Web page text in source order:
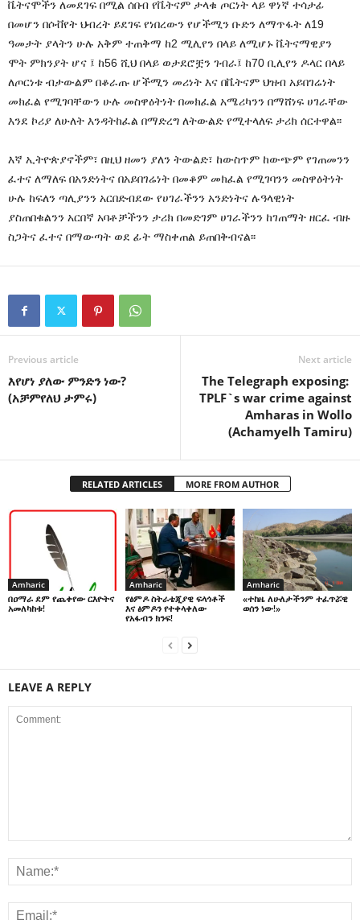
ቬትናሞችን ለመደገፍ በሚል ሰበብ የቬትናም ታላቁ ጦርነት ላይ ዋነኛ ተሳታፊ
በመሆን በሶቭየት ህብረት ይደገፍ የነበረውን የሆችሚን ቡድን ለማጥፋት ለ19
ዓመታት ያላትን ሁሉ አቅም ተጠቅማ ከ2 ሚሊየን በላይ ለሚሆኑ ቬትናማዊያን
ሞት ምክንያት ሆና ፤ ከ56 ሺህ በላይ ወታደሮቿን ገብራ፤ ከ70 ቢሊየን ዶላር በላይ
ለጦርነቱ ብታውልም በቆራጡ ሆችሚን መሪነት እና በቬትናም ህዝብ አይበገሬነት
መክፈል የሚገባቸውን ሁሉ መስዋዕትነት በመክፈል አሜሪካንን በማሸነፍ ሀገራቸው
እንደ ኮሪያ ለሁለት እንዳትከፈል በማድረግ ለትውልድ የሚተላለፍ ታሪክ ሰርተዋል፡፡
እኛ ኢትዮጵያኖችም፣ በዚህ ዘመን ያለን ትውልድ፣ ከውስጥም ከውጭም የገጠመንን
ፈተና ለማለፍ በአንድነትና በአይበገሬነት በመቆም መክፈል የሚገባንን መስዋዕትነት
ሁሉ ከፍለን ጣሊያንን አርበድብደው የሀገራችንን አንድነትና ሉዓላዊነት
ያስጠበቁልንን አርበኛ አባቶቻችንን ታሪክ በመድገም ሀገራችንን ከገጠማት ዘርፈ ብዙ
ስጋትና ፈተና በማውጣት ወደ ፊት ማስቀጠል ይጠበቅብናል፡፡
Previous article
እየሆነ ያለው ምንድን ነው?
(አቻምየለህ ታምሩ)
Next article
The Telegraph exposing:
TPLF`s war crime against
Amharas in Wollo
(Achamyelh Tamiru)
RELATED ARTICLES MORE FROM AUTHOR
Amharic
በዐማራ ደም የጨቀየው ርእዮትና
አመለካከቱ!
Amharic
የፅምዶ ስትራቴጂያዊ ፍላጎቶች
እና ፅምዶን የተቀላቀለው
የአፋብን ክንፍ!
Amharic
«ተከዜ ለሁለታችንም ተፈጥሯዊ
ወሰን ነው!»
LEAVE A REPLY